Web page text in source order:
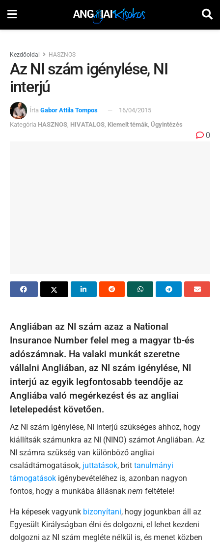
Kezdőoldal HASZNOS
Az NI szám igénylése, NI
interjú
Írta Gabor Attila Tompos
16/04/2015
Kategória HASZNOS HIVATALOS Kiemelt témák Ügyintézés
0
Angliában az NI szám azaz a National
Insurance Number felel meg a magyar tb-és
adószámnak. Ha valaki munkát szeretne
vállalni Angliában, az NI szám igénylése, NI
interjú az egyik legfontosabb teendője az
Angliába való megérkezést és az angliai
letelepedést követően.
Az NI szám igénylése, NI interjú szükséges ahhoz, hogy
kiállítsák számunkra az NI (NINO) számot Angliában. Az
NI számra szükség van különböző angliai
családtámogatások, juttatások, brit tanulmányi
támogatások igénybevételéhez is, azonban nagyon
fontos, hogy a munkába állásnak nem feltétele!
Ha képesek vagyunk bizonyítani, hogy jogunkban áll az
Egyesült Királyságban élni és dolgozni, el lehet kezdeni
dolgozni az NI szám megléte nélkül is, és menet közben